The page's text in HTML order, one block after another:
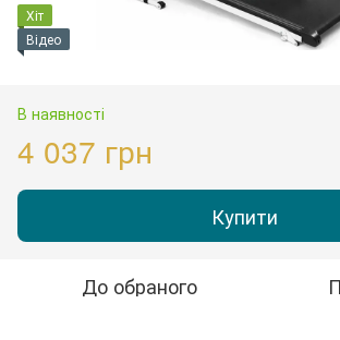
Хіт
Відео
В наявності
4 037 грн
Купити
До обраного